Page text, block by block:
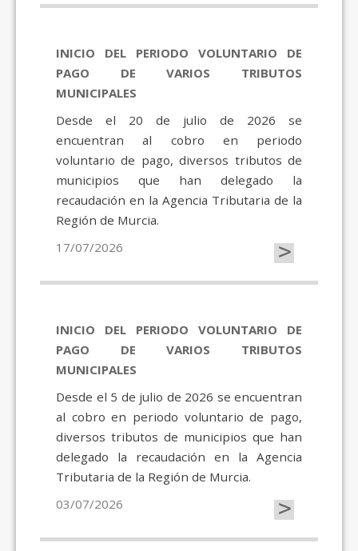
INICIO DEL PERIODO VOLUNTARIO DE
PAGO DE VARIOS TRIBUTOS
MUNICIPALES
Desde el 20 de julio de 2026 se
encuentran al cobro en periodo
voluntario de pago, diversos tributos de
municipios que han delegado la
recaudación en la Agencia Tributaria de la
Región de Murcia.
17/07/2026
>
INICIO DEL PERIODO VOLUNTARIO DE
PAGO DE VARIOS TRIBUTOS
MUNICIPALES
Desde el 5 de julio de 2026 se encuentran
al cobro en periodo voluntario de pago,
diversos tributos de municipios que han
delegado la recaudación en la Agencia
Tributaria de la Región de Murcia.
03/07/2026
>